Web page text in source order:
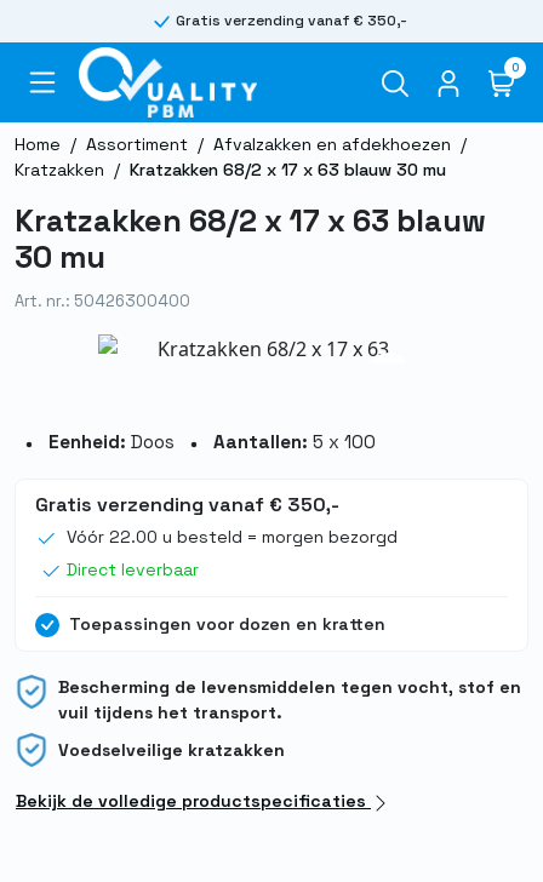
Gratis verzending vanaf € 350,-
0
Home / Assortiment / Afvalzakken en afdekhoezen /
Kratzakken / Kratzakken 68/2 x 17 x 63 blauw 30 mu
Kratzakken 68/2 x 17 x 63 blauw
30 mu
Art. nr.: 50426300400
Eenheid: Doos Aantallen: 5 x 100
Gratis verzending vanaf € 350,-
Vóór 22.00 u besteld = morgen bezorgd
Direct leverbaar
Toepassingen voor dozen en kratten
Bescherming de levensmiddelen tegen vocht, stof en
vuil tijdens het transport.
Voedselveilige kratzakken
Bekijk de volledige productspecificaties